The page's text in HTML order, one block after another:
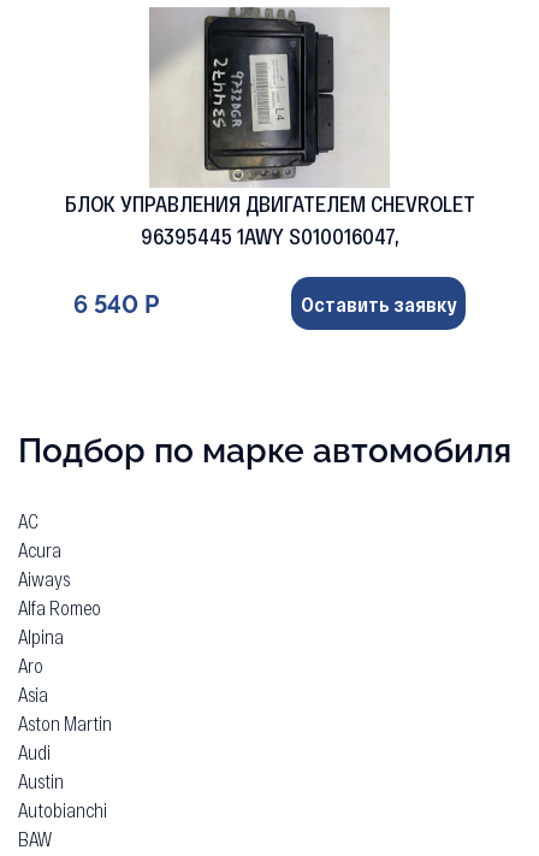
БЛОК УПРАВЛЕНИЯ ДВИГАТЕЛЕМ CHEVROLET
96395445 1AWY S010016047,
6 540 Р Оставить заявку
Подбор по марке автомобиля
AC
Acura
Aiways
Alfa Romeo
Alpina
Aro
Asia
Aston Martin
Audi
Austin
Autobianchi
BAW